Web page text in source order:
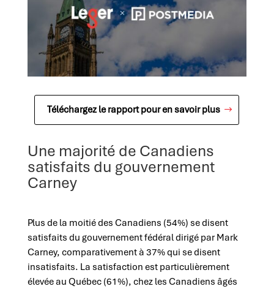
Téléchargez le rapport pour en savoir plus
Une majorité de Canadiens
satisfaits du gouvernement
Carney
Plus de la moitié des Canadiens (54%) se disent
satisfaits du gouvernement fédéral dirigé par Mark
Carney, comparativement à 37% qui se disent
insatisfaits. La satisfaction est particulièrement
élevée au Québec (61%), chez les Canadiens âgés